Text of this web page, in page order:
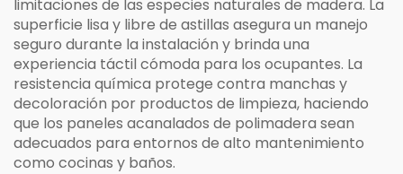
limitaciones de las especies naturales de madera. La
superficie lisa y libre de astillas asegura un manejo
seguro durante la instalación y brinda una
experiencia táctil cómoda para los ocupantes. La
resistencia química protege contra manchas y
decoloración por productos de limpieza, haciendo
que los paneles acanalados de polimadera sean
adecuados para entornos de alto mantenimiento
como cocinas y baños.